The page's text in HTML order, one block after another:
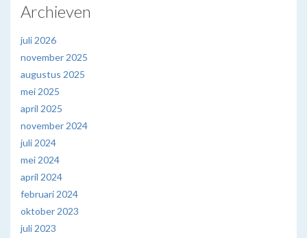
Archieven
juli 2026
november 2025
augustus 2025
mei 2025
april 2025
november 2024
juli 2024
mei 2024
april 2024
februari 2024
oktober 2023
juli 2023